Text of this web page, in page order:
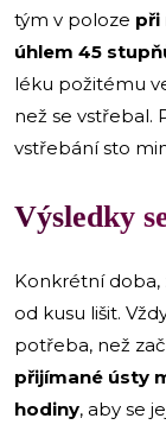
tým v poloze při
úhlem 45
léku požitému
než se vstřebal.
vstřebání sto
Výsledky
Konkrétní doba,
od kusu lišit.
potřeba, než
přijímané ústy
hodiny, aby se